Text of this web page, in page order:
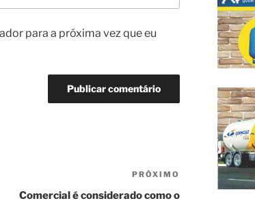
para a próxima vez que eu
Próximo
post
PRÓXIMO
Comercial é considerado como o